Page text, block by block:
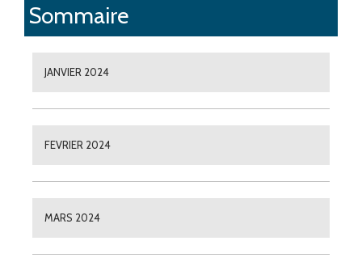
Sommaire
JANVIER 2024
FEVRIER 2024
MARS 2024